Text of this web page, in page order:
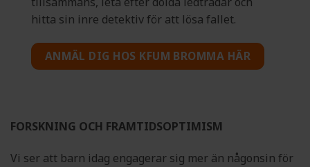
hitta sin inre detektiv för att lösa fallet.
ANMÄL DIG HOS KFUM BROMMA HÄR
FORSKNING OCH FRAMTIDSOPTIMISM
Vi ser att barn idag engagerar sig mer än någonsin för